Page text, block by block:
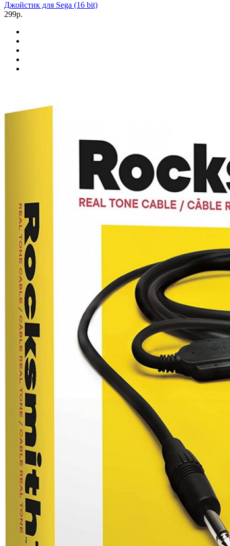
Джойстик для Sega (16 bit)
299р.